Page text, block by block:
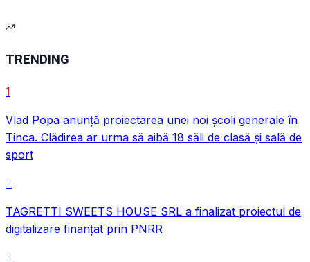
VIDEO
TRENDING
1
Vlad Popa anunță proiectarea unei noi școli generale în
Tinca. Clădirea ar urma să aibă 18 săli de clasă și sală de
sport
2
TAGRETTI SWEETS HOUSE SRL a finalizat proiectul de
digitalizare finanțat prin PNRR
3